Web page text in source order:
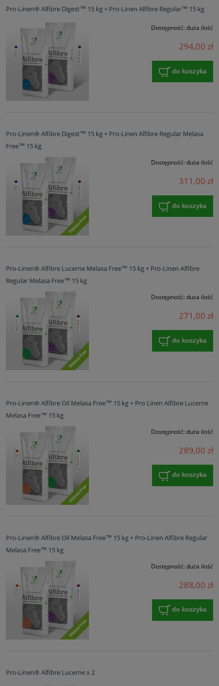
Pro-Linen® Alfibre Digest™ 15 kg + Pro-Linen Alfibre Regular™ 15 kg
Dostępność: duża ilość
294,00 zł
do koszyka
Pro-Linen® Alfibre Digest™ 15 kg + Pro-Linen Alfibre Regular Melasa
Free™ 15 kg
Dostępność: duża ilość
311,00 zł
do koszyka
Pro-Linen® Alfibre Lucerne Melasa Free™ 15 kg + Pro-Linen Alfibre
Regular Melasa Free™ 15 kg
Dostępność: duża ilość
271,00 zł
do koszyka
Pro-Linen® Alfibre Oil Melasa Free™ 15 kg + Pro Linen Alfibre Lucerne
Melasa Free™ 15 kg
Dostępność: duża ilość
289,00 zł
do koszyka
Pro-Linen® Alfibre Oil Melasa Free™ 15 kg + Pro-Linen Alfibre Regular
Melasa Free™ 15 kg
Dostępność: duża ilość
288,00 zł
do koszyka
Pro-Linen® Alfibre Lucerne x 2